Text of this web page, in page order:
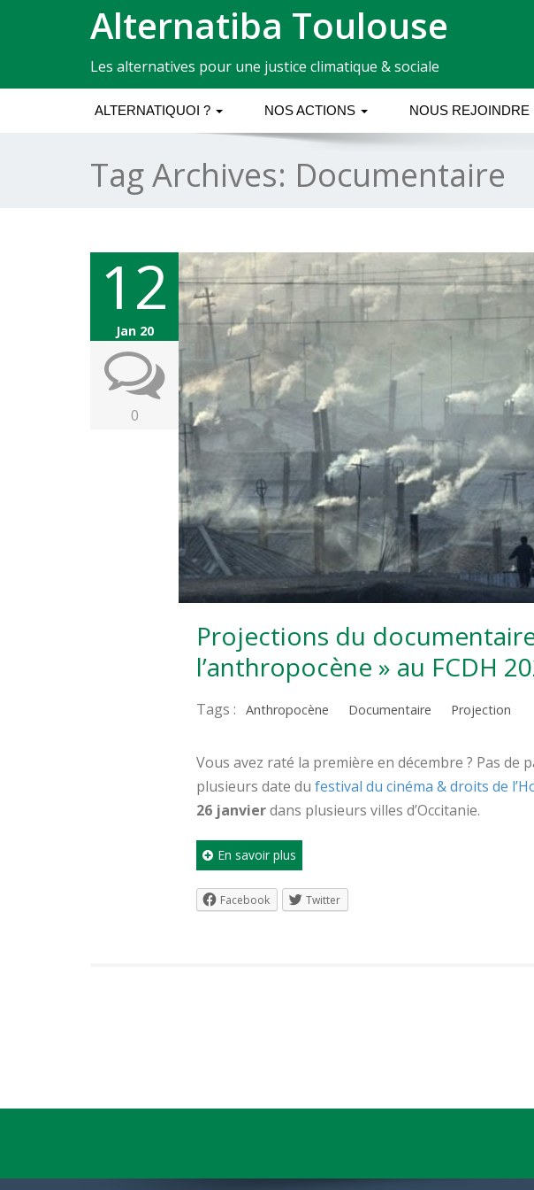
Alternatiba Toulouse
Les alternatives pour une justice climatique & sociale
ALTERNATIQUOI ? NOS ACTIONS NOUS REJOINDRE
Tag Archives: Documentaire
12
Jan 20
0
Projections du documentaire
l’anthropocène » au FCDH
Tags : Anthropocène Documentaire Projection
Vous avez raté la première en décembre ? Pas de
plusieurs date du festival du cinéma & droits de
26 janvierdans plusieurs villes d’Occitanie.
En savoir plus
Facebook Twitter